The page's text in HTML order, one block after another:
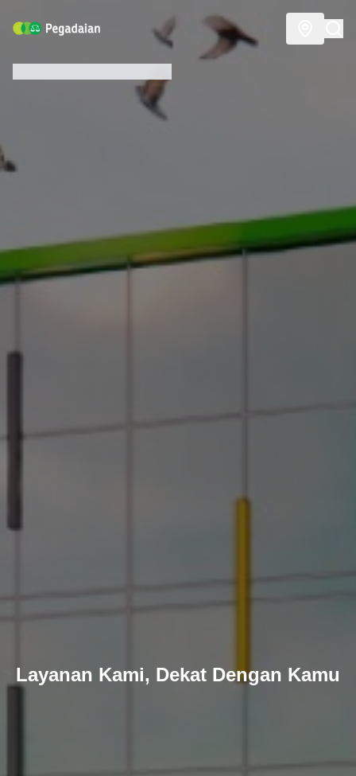
Layanan Kami, Dekat Dengan Kamu